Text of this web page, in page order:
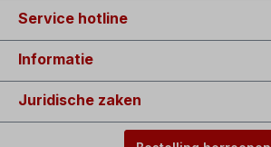
Service hotline
Informatie
Juridische zaken